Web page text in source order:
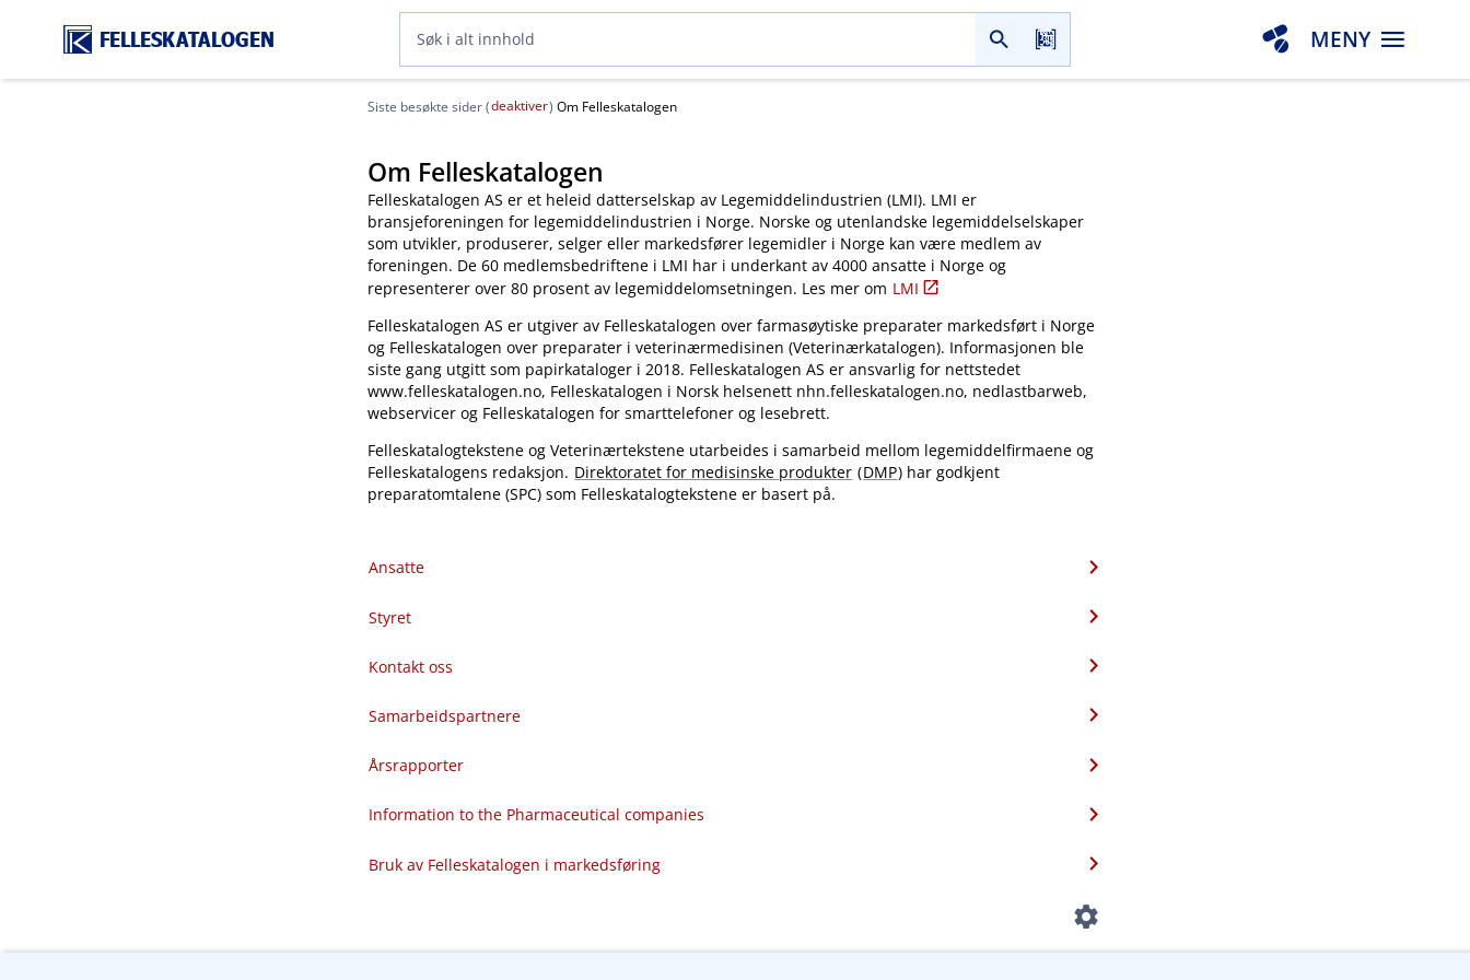
FELLESKATALOGEN MENY
Siste besøkte sider (deaktiver) Om Felleskatalogen
Om Felleskatalogen
Felleskatalogen AS er et heleid datterselskap av Legemiddelindustrien (LMI). LMI er
bransjeforeningen for legemiddelindustrien i Norge. Norske og utenlandske legemiddelselskaper
som utvikler, produserer, selger eller markedsfører legemidler i Norge kan være medlem av
foreningen. De 60 medlemsbedriftene i LMI har i underkant av 4000 ansatte i Norge og
representerer over 80 prosent av legemiddelomsetningen. Les mer om LMI
Felleskatalogen AS er utgiver av Felleskatalogen over farmasøytiske preparater markedsført i Norge
og Felleskatalogen over preparater i veterinærmedisinen (Veterinærkatalogen). Informasjonen ble
siste gang utgitt som papirkataloger i 2018. Felleskatalogen AS er ansvarlig for nettstedet
www.felleskatalogen.no, Felleskatalogen i Norsk helsenett nhn.felleskatalogen.no, nedlastbarweb,
webservicer og Felleskatalogen for smarttelefoner og lesebrett.
Felleskatalogtekstene og Veterinærtekstene utarbeides i samarbeid mellom legemiddelfirmaene og
Felleskatalogens redaksjon. Direktoratet for medisinske produkter (DMP) har godkjent
preparatomtalene (SPC) som Felleskatalogtekstene er basert på.
Ansatte
Styret
Kontakt oss
Samarbeidspartnere
Årsrapporter
Information to the Pharmaceutical companies
Bruk av Felleskatalogen i markedsføring